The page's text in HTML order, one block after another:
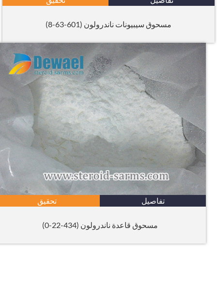
مسحوق سيبيونات ناندرولون (601-63-8)
تفاصيل تحقيق
مسحوق قاعدة ناندرولون (434-22-0)